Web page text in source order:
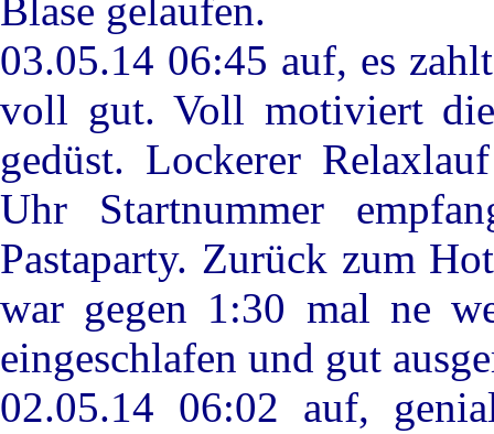
Blase gelaufen.
03.05.14 06:45 auf, es
voll gut. Voll motiviert
gedüst. Lockerer
Uhr Startnummer
Pastaparty. Zurück zum
war gegen 1:30 mal ne
eingeschlafen und gut
02.05.14 06:02 auf,